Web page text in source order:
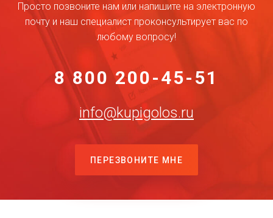
Просто позвоните нам или напишите на электронную
почту и наш специалист проконсультирует вас по
любому вопросу!
8 800 200-45-51
info@kupigolos.ru
ПЕРЕЗВОНИТЕ МНЕ